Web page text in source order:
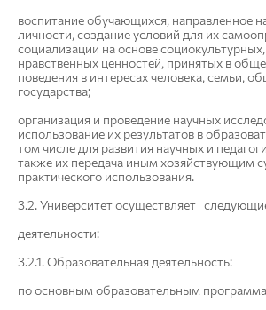
воспитание обучающихся, направленное
личности, создание условий для их
социализации на основе
нравственных ценностей, принятых в
поведения в интересах человека, семьи,
государства;
организация и проведение научных
использование их результатов в
том числе для развития научных и
также их передача иным хозяйствующим
практического использования.
3.2. Университет осуществляет
деятельности:
3.2.1. Образовательная деятельность:
по основным образовательным